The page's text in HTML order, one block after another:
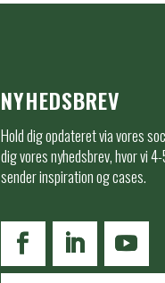
NYHEDSBREV
Hold dig opdateret via vores
dig vores nyhedsbrev, hvor vi
sender inspiration og cases.